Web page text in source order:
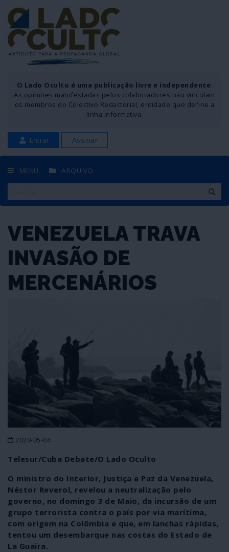
O Lado Oculto é uma publicação livre e independente.
As opiniões manifestadas pelos colaboradores não vinculam
os membros do Colectivo Redactorial, entidade que define a
linha informativa.
Entrar Assinar
MENU ARQUIVO
VENEZUELA TRAVA
INVASÃO DE
MERCENÁRIOS
2020-05-04
Telesur/Cuba Debate/O Lado Oculto
O ministro do Interior, Justiça e Paz da Venezuela,
Néstor Reverol, revelou a neutralização pelo
governo, no domingo 3 de Maio, da incursão de um
grupo terrorista contra o país por via marítima,
com origem na Colômbia e que, em lanchas rápidas,
tentou um desembarque nas costas do Estado de
La Guaira.